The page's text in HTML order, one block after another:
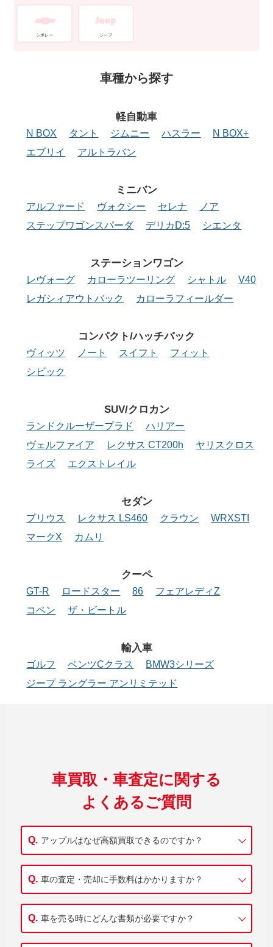
シボレー ジープ
車種から探す
軽自動車
N BOX タント ジムニー ハスラー
N BOX+
エブリイ
アルトラバン
ミニバン
アルファード ヴォクシー セレナ
ノア
ステップワゴンスパーダ
デリカD:5 シエンタ
ステーションワゴン
レヴォーグ カローラツーリング シャトル
V40
レガシィアウトバック
カローラフィールダー
コンパクト/ハッチバック
ヴィッツ ノート スイフト
フィット
シビック
SUV/クロカン
ランドクルーザープラド
ハリアー
ヴェルファイア
レクサス CT200h
ヤリスクロス
ライズ
エクストレイル
セダン
プリウス レクサス LS460 クラウン
WRXSTI
マークX
カムリ
クーペ
GT-R ロードスター 86
フェアレディZ
コペン
ザ・ビートル
輸入車
ゴルフ ベンツCクラス
BMW3シリーズ
ジープ ラングラー アンリミテッド
車買取・車査定に関する
よくあるご質問
アップルはなぜ高額買取できるのですか？
車の査定・売却に手数料はかかりますか？
車を売る時にどんな書類が必要ですか？